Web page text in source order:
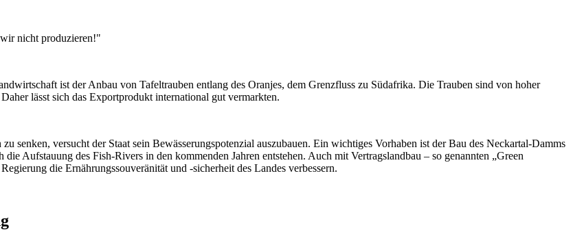
nicht produzieren!"
ist der Anbau von Tafeltrauben entlang des Oranjes, dem Grenzfluss zu Südafrika. Die Trauben sind von hoher
lässt sich das Exportprodukt international gut vermarkten.
senken, versucht der Staat sein Bewässerungspotenzial auszubauen. Ein wichtiges Vorhaben ist der Bau des Neckartal-Damms
Aufstauung des Fish-Rivers in den kommenden Jahren entstehen. Auch mit Vertragslandbau – so genannten „Green
die Ernährungssouveränität und -sicherheit des Landes verbessern.